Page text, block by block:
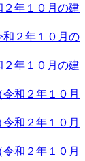
年１０月の建
和２年１０月の
年１０月の建
和２年１０月
和２年１０月
和２年１０月